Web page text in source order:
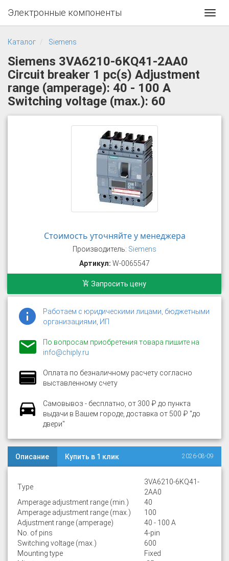
Электронные компоненты
Каталог Siemens
Siemens 3VA6210-6KQ41-2AA0
Circuit breaker 1 pc(s) Adjustment
range (amperage): 40 - 100 A
Switching voltage (max.): 60
Стоимость уточняйте у менеджера
Производитель: Siemens
Артикул: W-0065547
Запросить цену
Работаем с юридическими лицами, бюджетными
организациями, ИП
По вопросам приобретения товара пишите на
info@chiply.ru
Оплата по безналичному расчету согласно
выставленному счету
Самовывоз - бесплатно, от 300 ₽ до пункта
выдачи в Вашем городе, доставка от 500 ₽ "до
двери"
Описание Купить в 1 клик 2026-08-09
Type
3VA6210-6KQ41-
2AA0
Amperage adjustment range (min.)
40
Amperage adjustment range (max.)
100
Adjustment range (amperage)
40 - 100 A
No. of pins
4-pin
Switching voltage (max.)
600
Mounting type
Fixed